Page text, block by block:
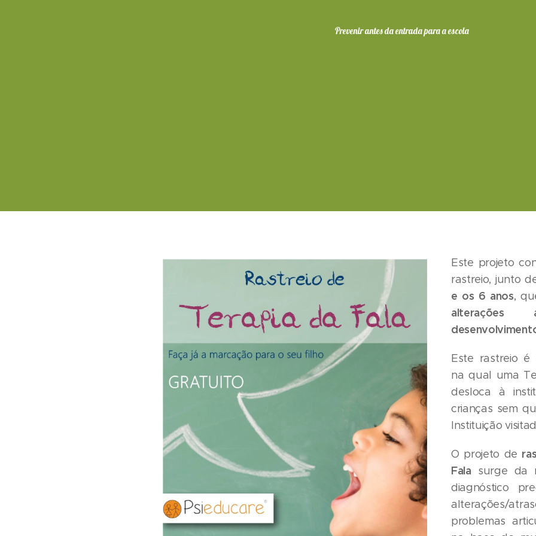
Prevenir antes da entrada para a escola
Este projeto
rastreio, junto
e os 6 anos,
Este rastreio é
na qual uma
desloca à
crianças sem
Instituição
O projeto de
Falasurge da
diagnóstico
alterações/
problemas